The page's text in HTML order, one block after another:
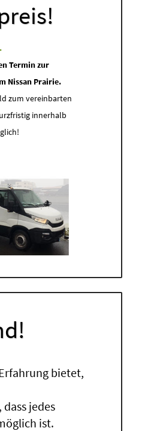
Termin zur
Nissan Prairie.
zum vereinbarten
innerhalb
bietet,
jedes
ist.